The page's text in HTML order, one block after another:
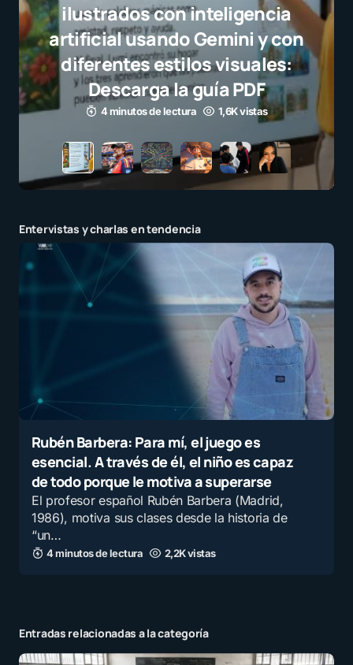
Javier Bardem elogia a la
selección campeona y destaca
el juego limpio como ejemplo
para millones de niños
3 minutos de lectura 1,1K vistas
Entervistas y charlas en tendencia
Rubén Barbera: Para mí, el juego es
esencial. A través de él, el niño es capaz
de todo porque le motiva a superarse
El profesor español Rubén Barbera (Madrid,
1986), motiva sus clases desde la historia de
“un…
4 minutos de lectura 2,2K vistas
Entradas relacionadas a la categoría